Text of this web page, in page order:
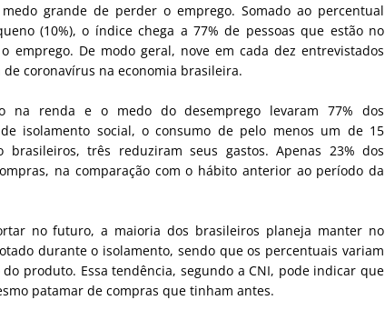
grande de perder o emprego. Somado ao percentual
(10%), o índice chega a 77% de pessoas que estão no
De modo geral, nove em cada dez entrevistados
coronavírus na economia brasileira.
na renda e o medo do desemprego levaram 77% dos
isolamento social, o consumo de pelo menos um de 15
três reduziram seus gastos. Apenas 23% dos
na comparação com o hábito anterior ao período da
no futuro, a maioria dos brasileiros planeja manter no
durante o isolamento, sendo que os percentuais variam
produto. Essa tendência, segundo a CNI, pode indicar que
patamar de compras que tinham antes.